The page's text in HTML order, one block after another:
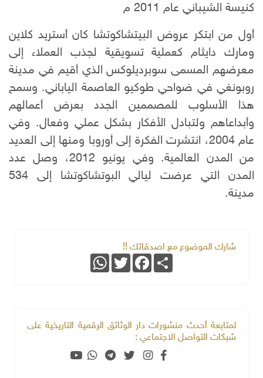
كنيسة الشيباني عام 2011 م
أول من ابتكر عروض البيتشاكوتشا كان أستريد كلاين
ومارك دايثام كعملية تسويقية لجذب العملاء إلى
معرضهم المسمى سوبرديلوكس الذي أقيم في مدينة
روبونغي في ضواحي طوكيو العاصمة الياباني. وسمح
هذا الأسلوب للمصممين الجدد بعرض أعمالهم
وأبداعاهم ولتبادل الأفكار بشكل عملي وفعال. وفي
عام 2004، انتشرت الفكرة إلى أوروبا ومنها إلى العديد
من المدن العالمية. وفي يونيو 2012، وصل عدد
المدن التي عرضت ليالي البوتشاكوتشا إلى 534
مدينة.
شارك الموضوع مع اصدقائك !!
Share
Facebook
Twitter
WhatsApp
لمتابعة أحدث منشورات دار الوثائق الرقمية التاريخية على
شبكات التواصل الاجتماعي :